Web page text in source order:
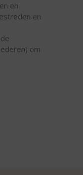
en
en
om